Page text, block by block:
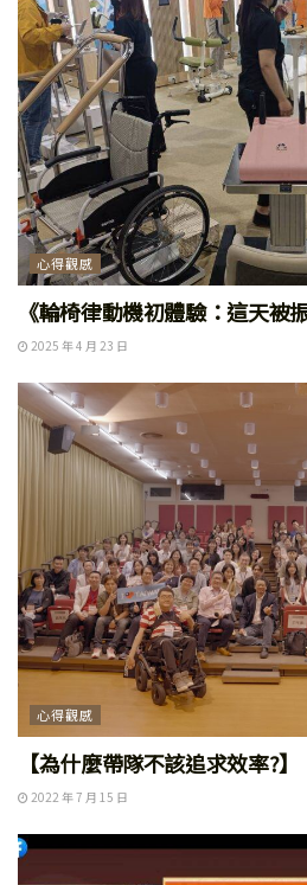
心得觀感
《輪椅律動機初體驗：這天被
2025 年 4 月 23 日
心得觀感
【為什麼帶隊不該追求效率?】
2022 年 7 月 15 日